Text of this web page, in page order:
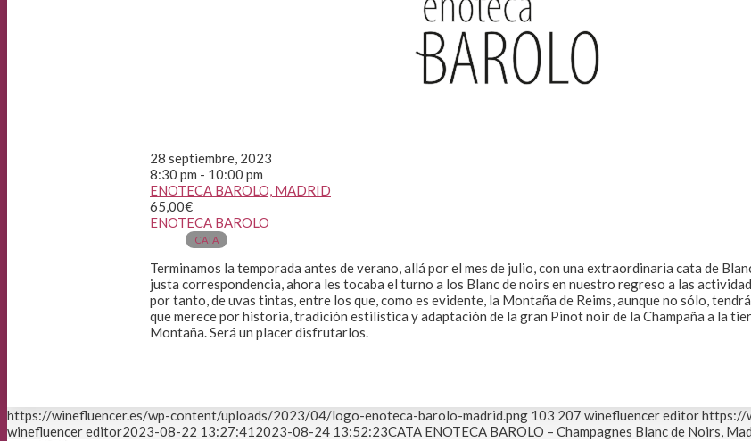
28 septiembre, 2023
8:30 pm - 10:00 pm
ENOTECA BAROLO, MADRID
65,00€
ENOTECA BAROLO
CATA
Terminamos la temporada antes de verano, allá por el mes de julio, con una extraordinaria cata de
justa correspondencia, ahora les tocaba el turno a los Blanc de noirs en nuestro regreso a las
por tanto, de uvas tintas, entre los que, como es evidente, la Montaña de Reims, aunque no sólo,
que merece por historia, tradición estilística y adaptación de la gran Pinot noir de la Champaña a la
Montaña. Será un placer disfrutarlos.
https://winefluencer.es/wp-content/uploads/2023/04/logo-enoteca-barolo-madrid.png 103 207 winefluencer editorhttps://
winefluencer editor2023-08-22 13:27:412023-08-24 13:52:23CATA ENOTECA BAROLO – Champagnes Blanc de Noirs,